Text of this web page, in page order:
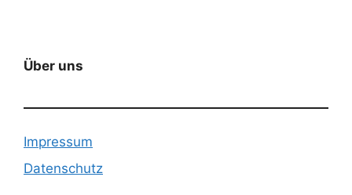
Über uns
Impressum
Datenschutz